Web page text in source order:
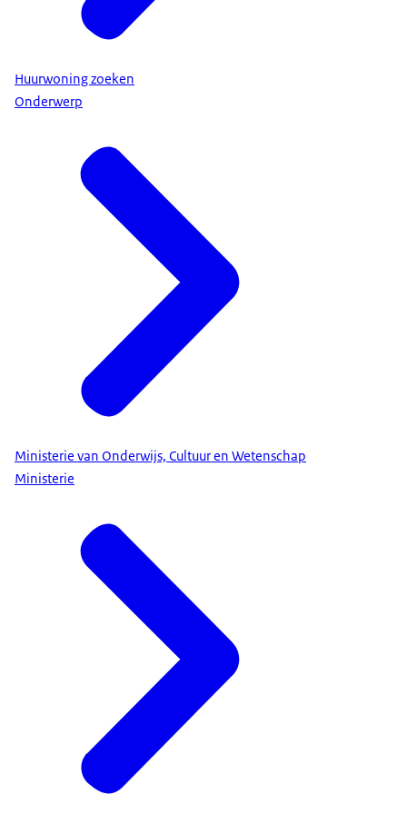
Welke andere zaken je moet weten en regelen,
huurtoeslag. En als je studeert, op een hogere
basisbeurs. Maak een overzicht voor jouw situatie
je alle regelzaken duidelijk op een rij.
Huurwoning zoeken
Onderwerp
Ministerie van Onderwijs, Cultuur en Wetenschap
Ministerie